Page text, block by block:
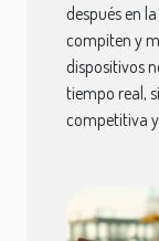
después en
compiten y
dispositivos
tiempo real,
competitiva